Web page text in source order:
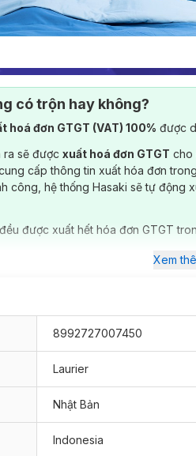
có trộn hay không?
hoá đơn GTGT (VAT) 100% được
ra sẽ được xuất hoá đơn GTGT cho
cấp thông tin xuất hóa đơn
công, hệ thống Hasaki sẽ tự
được xuất hết hóa đơn GTGT
Xem
8992727007450
Laurier
Nhật Bản
Indonesia